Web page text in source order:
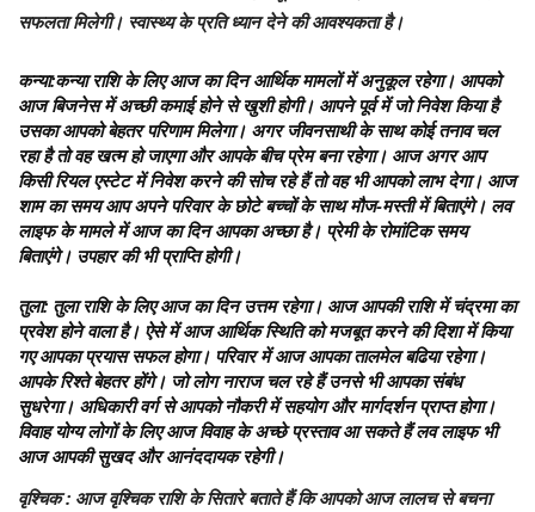
सफलता मिलेगी। स्वास्थ्य के प्रति ध्यान देने की आवश्यकता है।
कन्या:कन्या राशि के लिए आज का दिन आर्थिक मामलों में अनुकूल रहेगा। आपको
आज बिजनेस में अच्छी कमाई होने से खुशी होगी। आपने पूर्व में जो निवेश किया है
उसका आपको बेहतर परिणाम मिलेगा। अगर जीवनसाथी के साथ कोई तनाव चल
रहा है तो वह खत्म हो जाएगा और आपके बीच प्रेम बना रहेगा। आज अगर आप
किसी रियल एस्टेट में निवेश करने की सोच रहे हैं तो वह भी आपको लाभ देगा। आज
शाम का समय आप अपने परिवार के छोटे बच्चों के साथ मौज-मस्ती में बिताएंगे। लव
लाइफ के मामले में आज का दिन आपका अच्छा है। प्रेमी के रोमांटिक समय
बिताएंगे। उपहार की भी प्राप्ति होगी।
तुला: तुला राशि के लिए आज का दिन उत्तम रहेगा। आज आपकी राशि में चंद्रमा का
प्रवेश होने वाला है। ऐसे में आज आर्थिक स्थिति को मजबूत करने की दिशा में किया
गए आपका प्रयास सफल होगा। परिवार में आज आपका तालमेल बढिया रहेगा।
आपके रिश्ते बेहतर होंगे। जो लोग नाराज चल रहे हैं उनसे भी आपका संबंध
सुधरेगा। अधिकारी वर्ग से आपको नौकरी में सहयोग और मार्गदर्शन प्राप्त होगा।
विवाह योग्य लोगों के लिए आज विवाह के अच्छे प्रस्ताव आ सकते हैं लव लाइफ भी
आज आपकी सुखद और आनंददायक रहेगी।
वृश्चिक: आज वृश्चिक राशि के सितारे बताते हैं कि आपको आज लालच से बचना